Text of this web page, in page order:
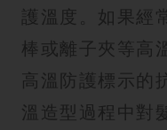
護溫度。如果經
棒或離子夾等高
高溫防護標示的
溫造型過程中對